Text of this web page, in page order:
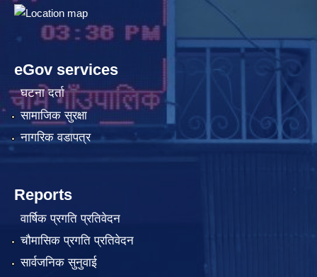
eGov services
घटना दर्ता
सामाजिक सुरक्षा
नागरिक वडापत्र
Reports
वार्षिक प्रगति प्रतिवेदन
चौमासिक प्रगति प्रतिवेदन
सार्वजनिक सुनुवाई